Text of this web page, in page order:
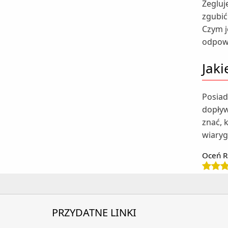
Czym
znać,
Oceń
PRZYDATNE LINKI